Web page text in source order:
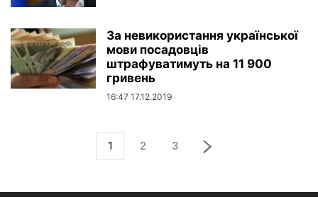
За невикористання української
мови посадовців
штрафуватимуть на 11 900
гривень
16:47 17.12.2019
1 2 3